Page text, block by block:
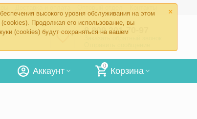
×
высокого уровня обслуживания на этом
(cookies). Продолжая его использование, вы
(cookies) будут сохраняться на вашем
8 800 201-70-97
0
Корзина
Аккаунт